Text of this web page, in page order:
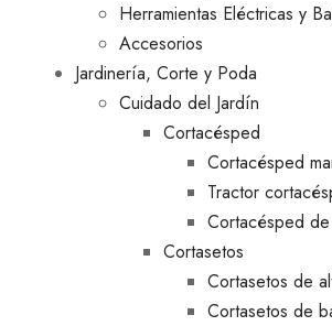
Herramientas Eléctricas y
Accesorios
Jardinería, Corte y Poda
Cuidado del Jardín
Cortacésped
Cortacésped
Tractor
Cortacésped
Cortasetos
Cortasetos de
Cortasetos de